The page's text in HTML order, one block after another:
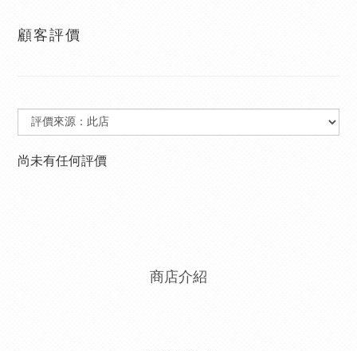
顧客評價
尚未有任何評價
商店介紹